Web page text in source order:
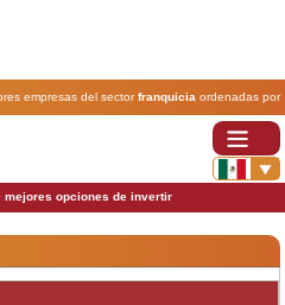
empresas del sectorfranquicia ordenadas por
las más rentables, baratas y
mejores opciones de invertir